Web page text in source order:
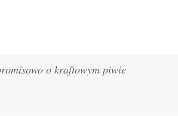
o kraftowym piwie